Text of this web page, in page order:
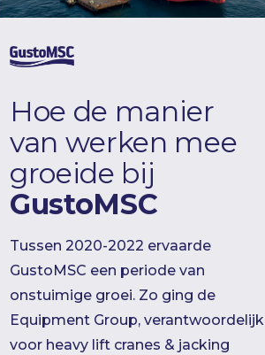
Hoe de manier
van werken mee
groeide bij
GustoMSC
Tussen 2020-2022 ervaarde
GustoMSC een periode van
onstuimige groei. Zo ging de
Equipment Group, verantwoordelijk
voor heavy lift cranes & jacking